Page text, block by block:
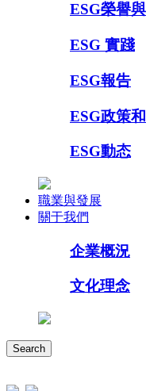
ESG榮譽
ESG 實踐
ESG報告
ESG政策
ESG動态
職業與發展
關于我們
企業概況
文化理念
Search